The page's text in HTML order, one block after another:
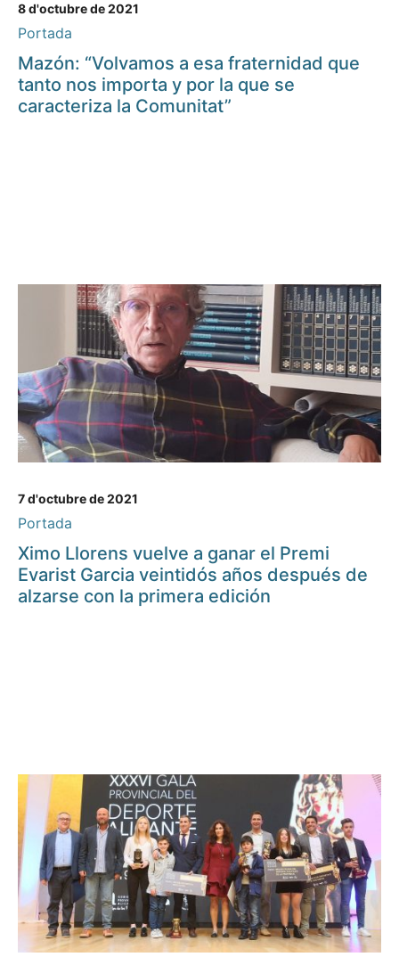
8 d'octubre de 2021
Portada
Mazón: “Volvamos a esa fraternidad que
tanto nos importa y por la que se
caracteriza la Comunitat”
7 d'octubre de 2021
Portada
Ximo Llorens vuelve a ganar el Premi
Evarist Garcia veintidós años después de
alzarse con la primera edición